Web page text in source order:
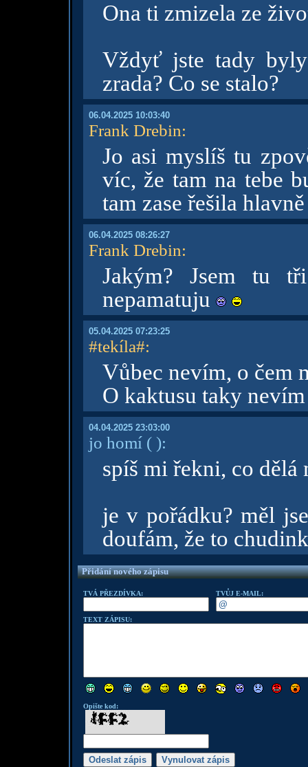
Ona ti zmizela ze
Vždyť jste tady
zrada? Co se stalo?
06.04.2025 10:03:40
Frank Drebin:
Jo asi myslíš tu
víc, že tam na tebe
tam zase řešila
06.04.2025 08:26:27
Frank Drebin:
Jakým? Jsem tu
nepamatuju
05.04.2025 07:23:25
#tekíla#:
Vůbec nevím, o čem
O kaktusu taky nevím
04.04.2025 23:03:00
jo homí( ):
spíš mi řekni, co dělá
je v pořádku? měl
doufám, že to
Přidání nového zápisu
TVÁ PŘEZDÍVKA: TVŮJ E-MAIL:
TEXT ZÁPISU:
Opište kod: